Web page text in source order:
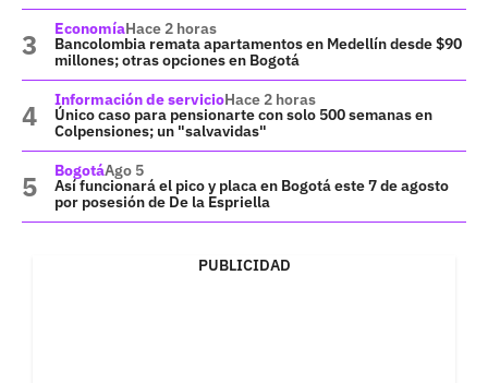
EconomíaHace 2 horas
Bancolombia remata apartamentos en Medellín desde $90
millones; otras opciones en Bogotá
Información de servicioHace 2 horas
Único caso para pensionarte con solo 500 semanas en
Colpensiones; un "salvavidas"
BogotáAgo 5
Así funcionará el pico y placa en Bogotá este 7 de agosto
por posesión de De la Espriella
PUBLICIDAD